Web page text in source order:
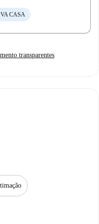
CASA
transparentes